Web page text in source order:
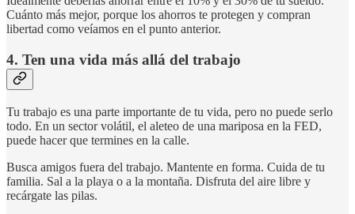
Cuánto más mejor, porque los ahorros te protegen y compran
libertad como veíamos en el punto anterior.
4. Ten una vida más allá del trabajo
Tu trabajo es una parte importante de tu vida, pero no puede serlo
todo. En un sector volátil, el aleteo de una mariposa en la FED,
puede hacer que termines en la calle.
Busca amigos fuera del trabajo. Mantente en forma. Cuida de tu
familia. Sal a la playa o a la montaña. Disfruta del aire libre y
recárgate las pilas.